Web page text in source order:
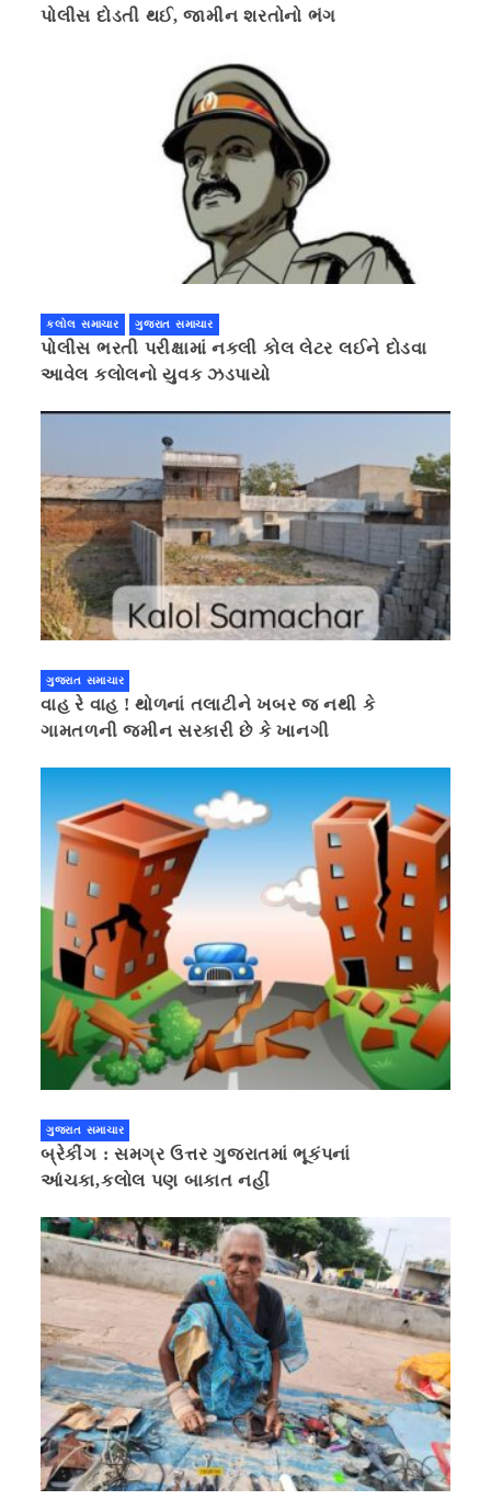
પોલીસ દોડતી થઈ, જામીન શરતોનો ભંગ
કલોલ સમાચાર ગુજરાત સમાચાર
પોલીસ ભરતી પરીક્ષામાં નકલી કોલ લેટર લઈને દોડવા
આવેલ કલોલનો યુવક ઝડપાયો
ગુજરાત સમાચાર
વાહ રે વાહ ! થોળનાં તલાટીને ખબર જ નથી કે
ગામતળની જમીન સરકારી છે કે ખાનગી
ગુજરાત સમાચાર
બ્રેકીંગ : સમગ્ર ઉત્તર ગુજરાતમાં ભૂકંપનાં
આંચકા,કલોલ પણ બાકાત નહીં